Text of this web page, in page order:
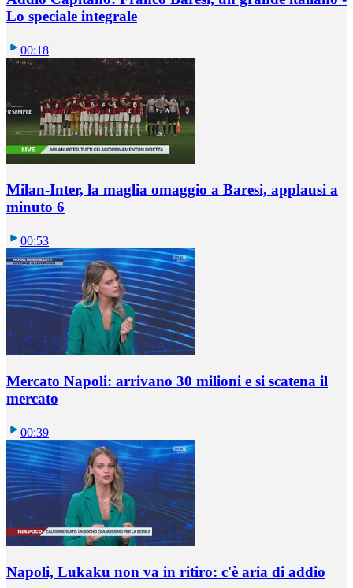
Lo speciale integrale
00:18
Milan-Inter, la maglia omaggio a Baresi, applausi a
minuto 6
00:53
Mercato Napoli: arrivano 30 milioni e si scatena il
mercato
00:39
Napoli, Lukaku non va in ritiro: c'è aria di addio